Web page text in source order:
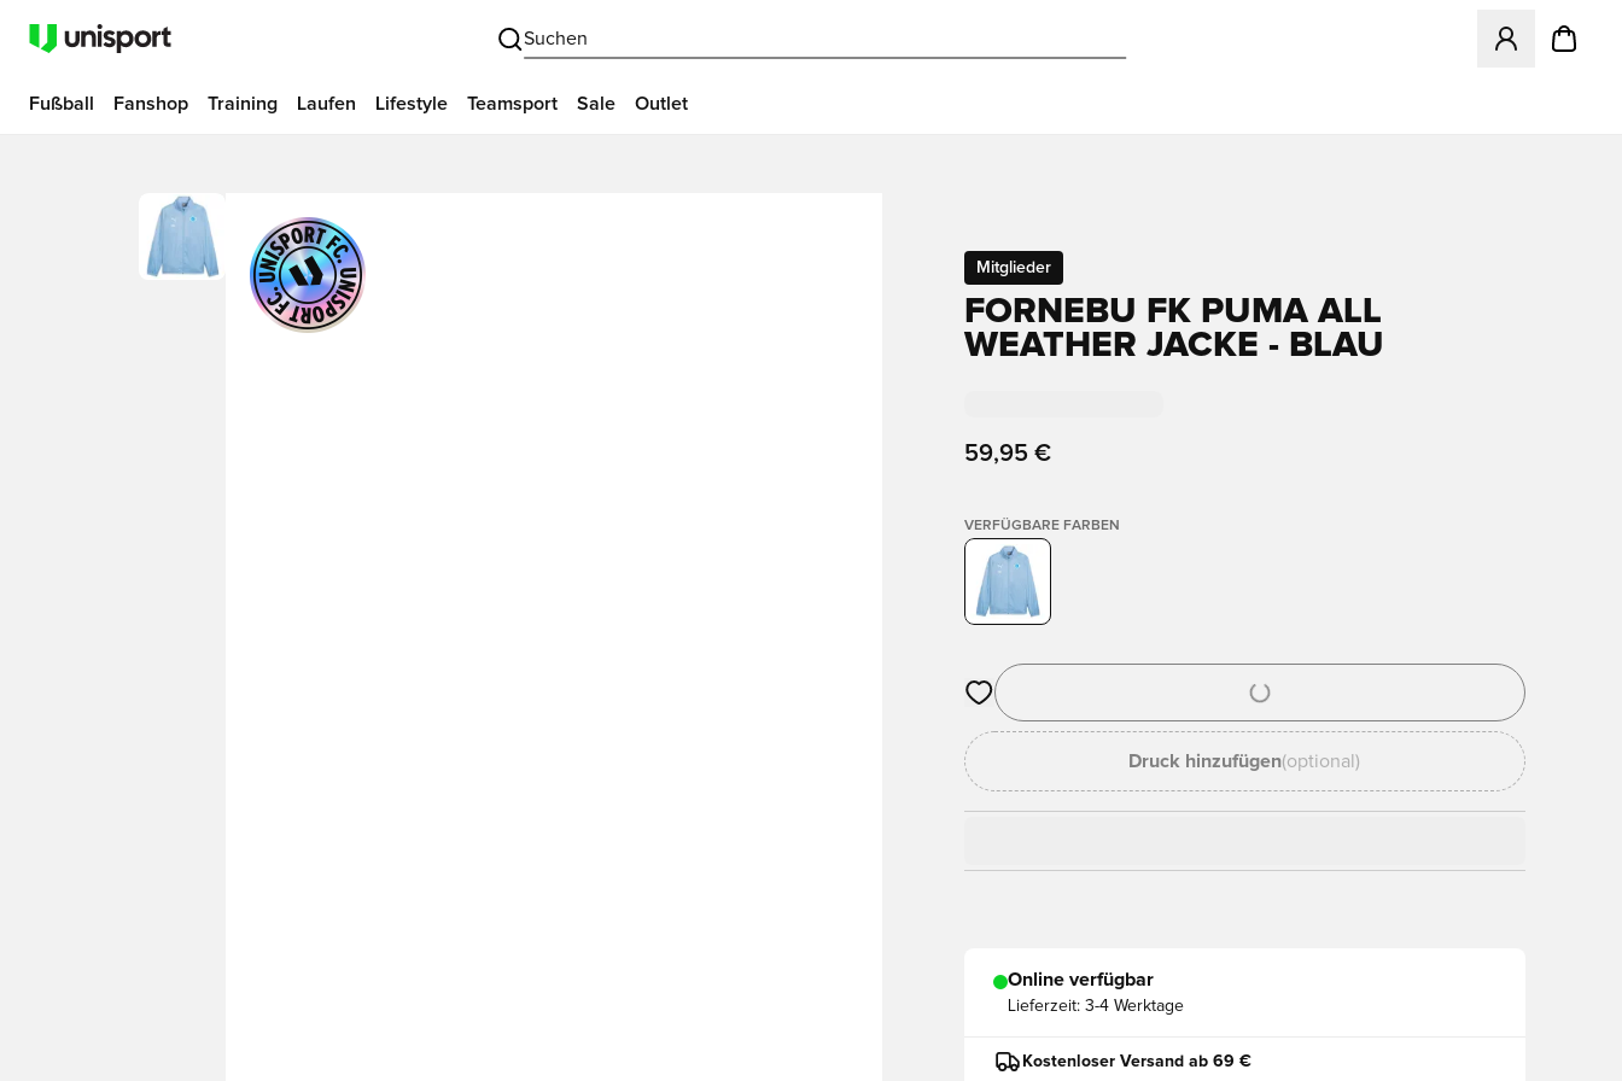
Suchen
Öffnet ein
Fußball Fanshop Training Laufen Lifestyle Teamsport Sale Outlet
Mitglieder
FORNEBU FK PUMA ALL
WEATHER JACKE - BLAU
59,95 €
VERFÜGBARE FARBEN
Öffnet ein neues Fenster zum Anmelden oder Registrieren als Mitglied
Druck hinzufügen(optional)
Online verfügbar
Lieferzeit: 3-4 Werktage
Kostenloser Versand ab 69 €